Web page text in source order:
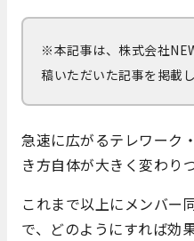
※本記事は、株式会社
稿いただいた記事を掲載
急速に広がるテレワーク
き方自体が大きく変わり
これまで以上にメンバー
で、どのようにすれば効